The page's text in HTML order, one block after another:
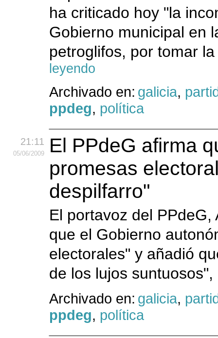
ha criticado hoy "la
Gobierno municipal en
petroglifos, por tomar
leyendo
Archivado en: galicia,
ppdeg, política
21:11
05/06/2009
El PPdeG afirma
promesas
despilfarro"
El portavoz del
que el Gobierno
electorales" y añadió
de los lujos
Archivado en: galicia,
ppdeg, política